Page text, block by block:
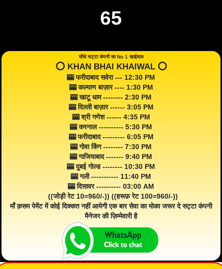
65
सीधे सट्टा कंपनी का No 1 खाईवाल
⭕️ KHAN BHAI KHAIWAL ⭕️
🎰 फरीदाबाद सवेरा --- 12:30 PM
🎰 कल्याण बाज़ार ---- 1:30 PM
🎰 खाटू धाम -------- 2:30 PM
🎰 दिल्ली बाज़ार ------ 3:05 PM
🎰 श्री गणेश ------ 4:35 PM
🎰 करनाल ---------- 5:30 PM
🎰 फरीदाबाद --------- 6:05 PM
🎰 गोवा किंग -------- 7:30 PM
🎰 गाजियाबाद ------- 9:40 PM
🎰 दुबई गोल्ड -------- 10:30 PM
🎰 गली ----------- 11:40 PM
🎰 दिसावर ---------- 03:00 AM
((जोड़ी रेट 10=960/-)) ((हरूफ़ रेट 100=960/-))
माँ क़सम पेमेंट में कोई दिक्कत नहीं आयेगी एक बार सेवा का मोका जरूर दे सट्टा कंपनी
मैनेजर की ज़िम्मेवारी है